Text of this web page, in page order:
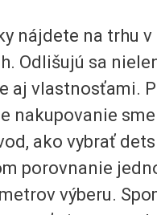
nájdete na trhu v
Odlišujú sa
aj vlastnosťami.
nakupovanie
ako vybrať
porovnanie
výberu.